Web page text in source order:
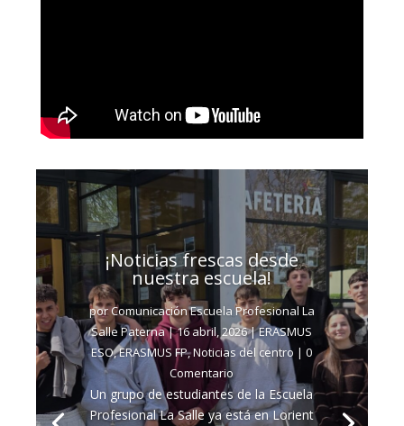
¡Noticias frescas desde
nuestra escuela!
porComunicación Escuela Profesional La
Salle Paterna|16 abril, 2026|ERASMUS
ESO,ERASMUS FP,Noticias del centro | 0
Comentario
Un grupo de estudiantes de la Escuela
Profesional La Salle ya está en Lorient